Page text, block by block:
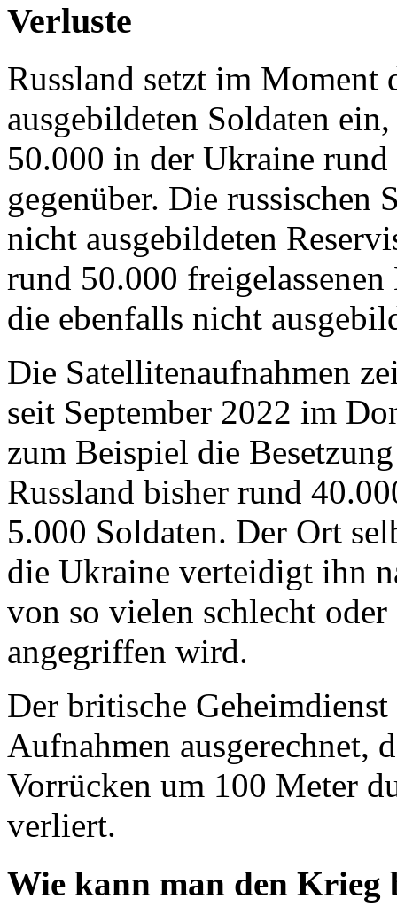
Verluste
Russland setzt im Moment
ausgebildeten Soldaten
50.000 in der Ukraine
gegenüber. Die russischen
nicht ausgebildeten
rund 50.000
die ebenfalls nicht
Die Satellitenaufnahmen
seit September 2022 im
zum Beispiel die
Russland bisher rund
5.000 Soldaten. Der Ort
die Ukraine verteidigt ihn
von so vielen schlecht
angegriffen wird.
Der britische
Aufnahmen ausgerechnet,
Vorrücken um 100 Meter
verliert.
Wie kann man den Krieg